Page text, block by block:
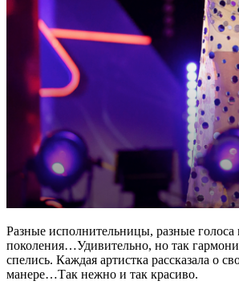
Разные исполнительницы, разные
поколения…Удивительно, но так
спелись. Каждая артистка рассказала о
манере…Так нежно и так красиво.